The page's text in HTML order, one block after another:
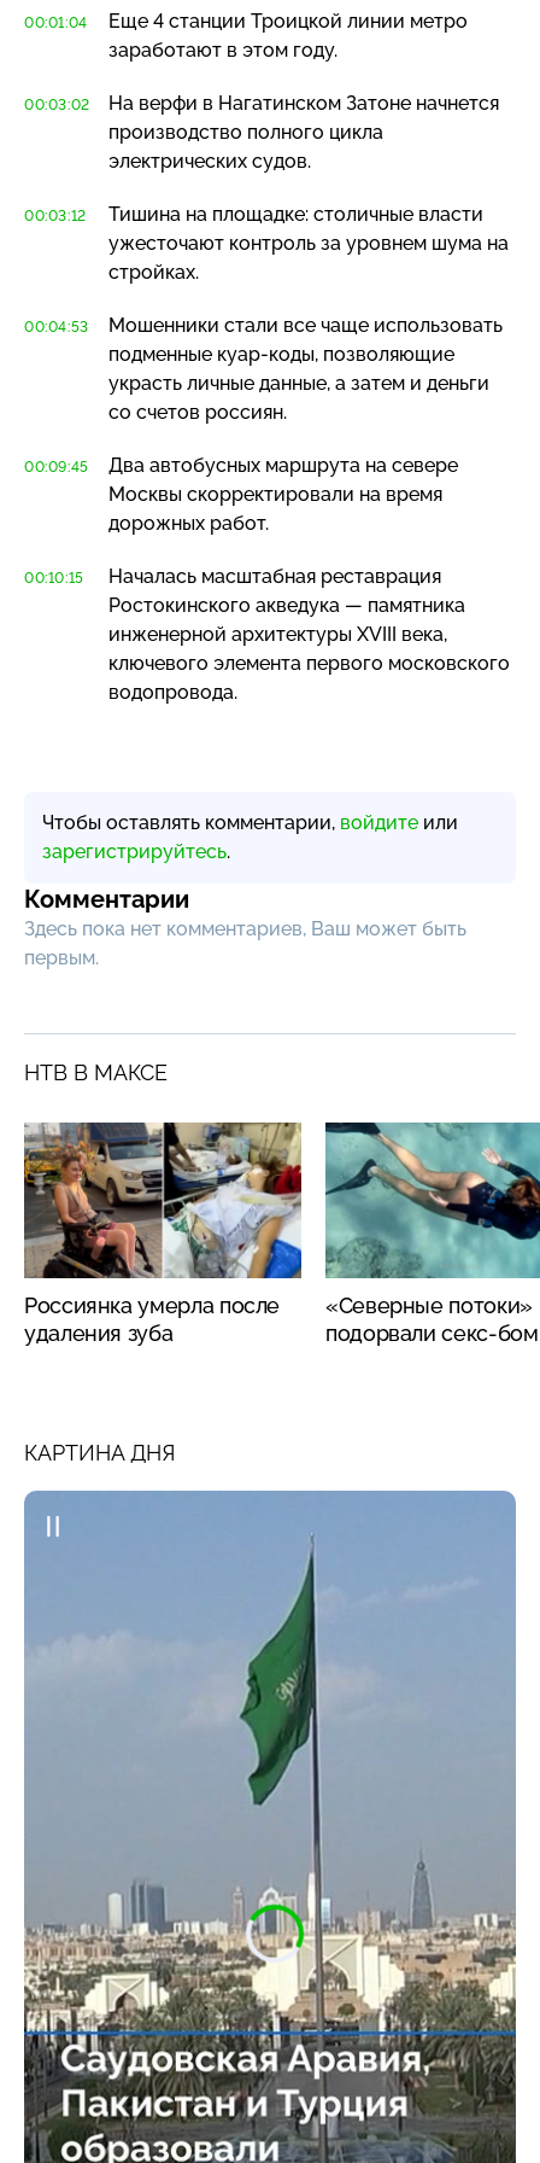
00:01:04
Еще 4 станции Троицкой линии метро
заработают в этом году.
00:03:02
На верфи в Нагатинском Затоне начнется
производство полного цикла
электрических судов.
00:03:12
Тишина на площадке: столичные власти
ужесточают контроль за уровнем шума на
стройках.
00:04:53
Мошенники стали все чаще использовать
подменные куар-коды, позволяющие
украсть личные данные, а затем и деньги
со счетов россиян.
00:09:45
Два автобусных маршрута на севере
Москвы скорректировали на время
дорожных работ.
00:10:15
Началась масштабная реставрация
Ростокинского акведука — памятника
инженерной архитектуры XVIII века,
ключевого элемента первого московского
водопровода.
Чтобы оставлять комментарии, войдите или
зарегистрируйтесь.
Комментарии
Здесь пока нет комментариев, Ваш может быть
первым.
НТВ В МАКСЕ
Россиянка умерла после
удаления зуба
«Северные потоки»
подорвали секс-
КАРТИНА ДНЯ